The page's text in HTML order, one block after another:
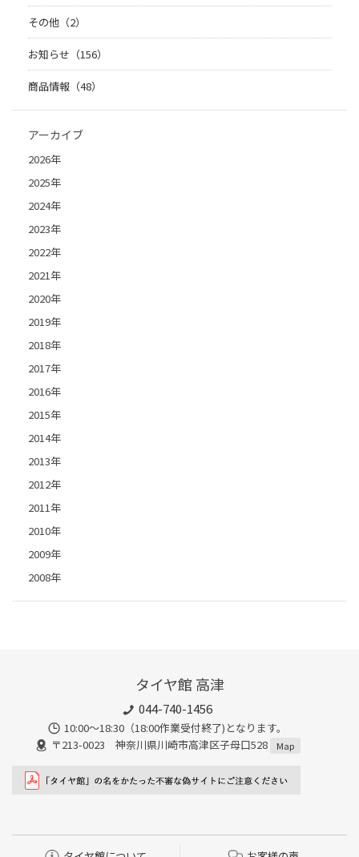
その他（2）
お知らせ（156）
商品情報（48）
アーカイブ
2026年
2025年
2024年
2023年
2022年
2021年
2020年
2019年
2018年
2017年
2016年
2015年
2014年
2013年
2012年
2011年
2010年
2009年
2008年
タイヤ館 高津
044-740-1456
10:00～18:30（18:00作業受付終了)となります。
〒213-0023 神奈川県川崎市高津区子母口528
Map